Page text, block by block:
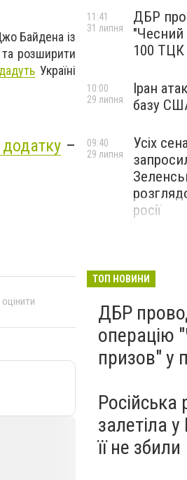
Байдена із
розширити
Україні
–
ДБР
"Чесний
100 ТЦК
11:41
31 липня
Іран
базу
10:00
29 липня
Усіх
росії
09:40
29 липня
ТОП НОВИНИ
ДБР
операцію
призов" у
Російська
залетіла
її не збили